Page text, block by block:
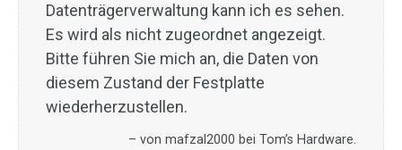
Datenträgerverwaltung kann ich es sehen.
Es wird als nicht zugeordnet angezeigt.
Bitte führen Sie mich an, die Daten von
diesem Zustand der Festplatte
wiederherzustellen.
– von mafzal2000 bei Tom’s Hardware.